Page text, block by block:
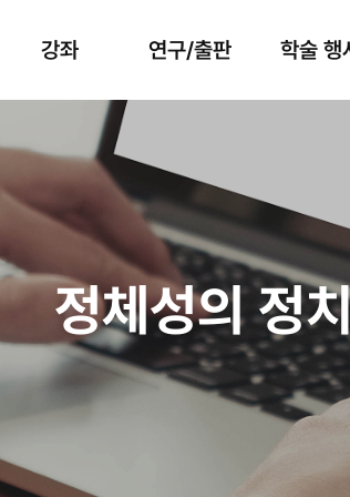
강좌
정치외교학 일
정체성의 정치
공공외교와 세
계
융복합 콘텐츠
연구/출판 학술 행
정체성의 정